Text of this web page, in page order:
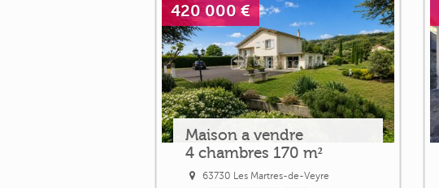
420 000 €
Maison a vendre
4 chambres 170 m²
63730 Les Martres-de-Veyre